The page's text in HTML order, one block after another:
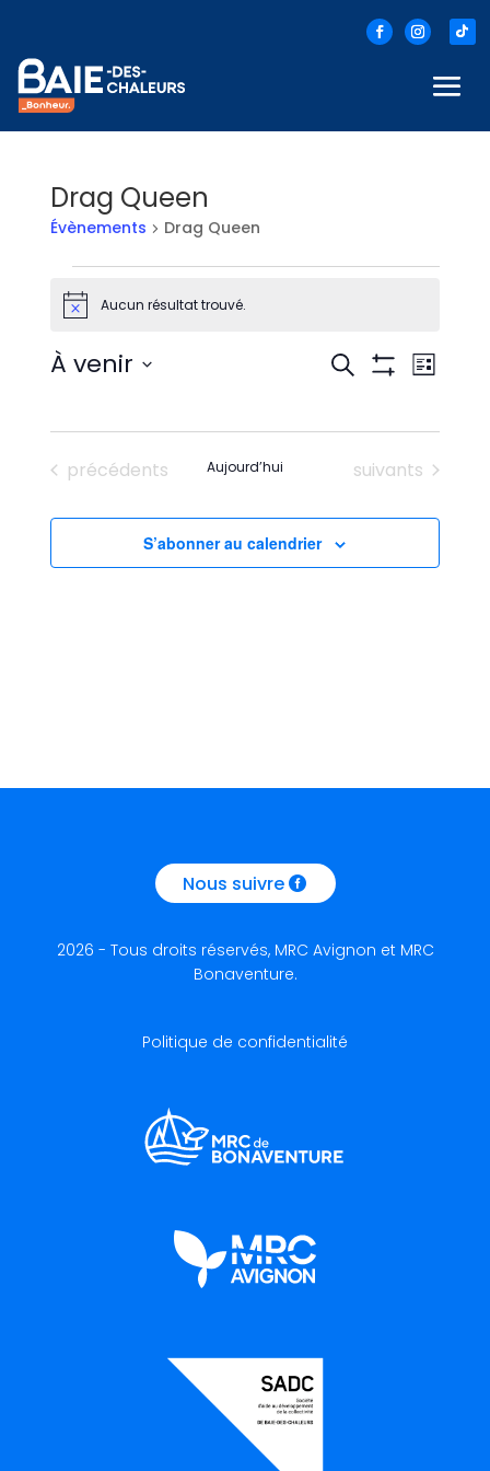
Drag Queen
Évènements Drag Queen
Évènements
NoticeAucun résultat trouvé.
vues
RechercheListe
À venir
date.
Évènements
précédents Aujourd’hui Évènements
suivants
S’abonner au calendrier
Nous suivre
2026 - Tous droits réservés, MRC Avignon et MRC
Bonaventure.
Politique de confidentialité